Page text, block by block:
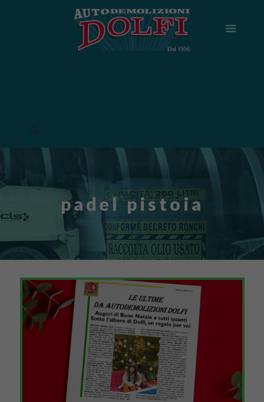
padel pistoia